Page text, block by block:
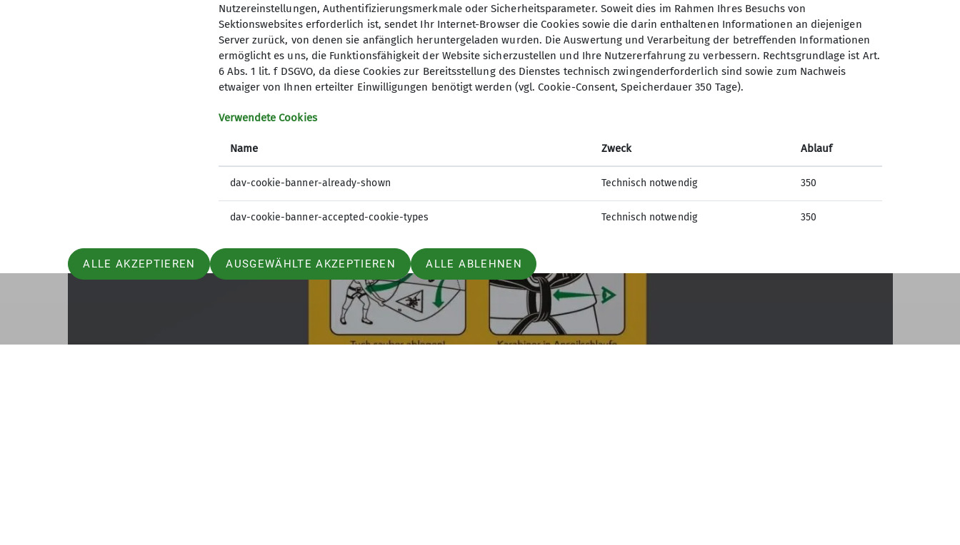
Nutzereinstellungen, Authentifizierungsmerkmale oder Sicherheitsparameter. Soweit dies im Rahmen Ihres Besuchs von
Sektionswebsites erforderlich ist, sendet Ihr Internet-Browser die Cookies sowie die darin enthaltenen Informationen an diejenigen
Server zurück, von denen sie anfänglich heruntergeladen wurden. Die Auswertung und Verarbeitung der betreffenden Informationen
ermöglicht es uns, die Funktionsfähigkeit der Website sicherzustellen und Ihre Nutzererfahrung zu verbessern. Rechtsgrundlage ist Art.
6 Abs. 1 lit. f DSGVO, da diese Cookies zur Bereitsstellung des Dienstes technisch zwingenderforderlich sind sowie zum Nachweis
etwaiger von Ihnen erteilter Einwilligungen benötigt werden (vgl. Cookie-Consent, Speicherdauer 350 Tage).
Verwendete Cookies
Name Zweck Ablauf
dav-cookie-banner-already-shown Technisch notwendig 350
dav-cookie-banner-accepted-cookie-types Technisch notwendig 350
ALLE AKZEPTIEREN AUSGEWÄHLTE AKZEPTIEREN ALLE ABLEHNEN